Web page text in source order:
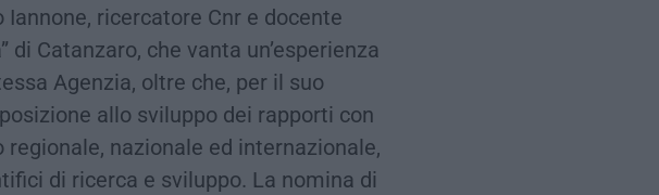
ricercatore Cnr e docente
di Catanzaro, che vanta un’esperienza
Agenzia, oltre che, per il suo
allo sviluppo dei rapporti con
nazionale ed internazionale,
di ricerca e sviluppo. La nomina di